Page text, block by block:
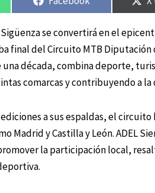
se convertirá en el
final del Circuito MTB
década, combina deporte,
comarcas y contribuyendo a
a sus espaldas, el
Madrid y Castilla y León. ADEL
la participación local,